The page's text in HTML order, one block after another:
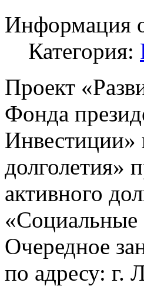
Информация
Категория:
Проект
Фонда
Инвестиции»
долголетия»
активного
Очередное
по адресу: г.